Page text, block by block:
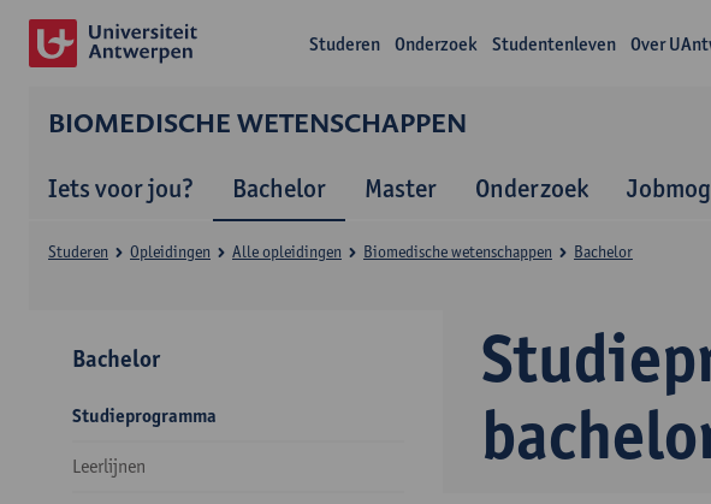
Studeren Onderzoek Studentenleven Over
BIOMEDISCHE WETENSCHAPPEN
Iets voor jou? Bachelor Master Onderzoek
Studeren Opleidingen Alle opleidingen Biomedische wetenschappen Bachelor
Bachelor
Studieprogramma
Leerlijnen